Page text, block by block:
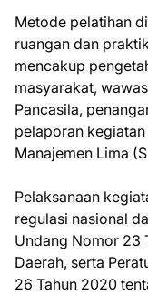
Metode pelatihan
ruangan dan
mencakup
masyarakat,
Pancasila,
pelaporan
Manajemen Lima
Pelaksanaan
regulasi nasional
Undang Nomor 23
Daerah, serta
26 Tahun 2020